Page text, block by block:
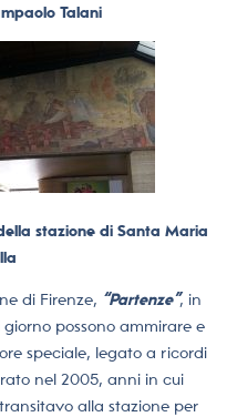
Talani
stazione di Santa Maria
di Firenze, “Partenze”, in
possono ammirare e
speciale, legato a ricordi
nel 2005, anni in cui
alla stazione per